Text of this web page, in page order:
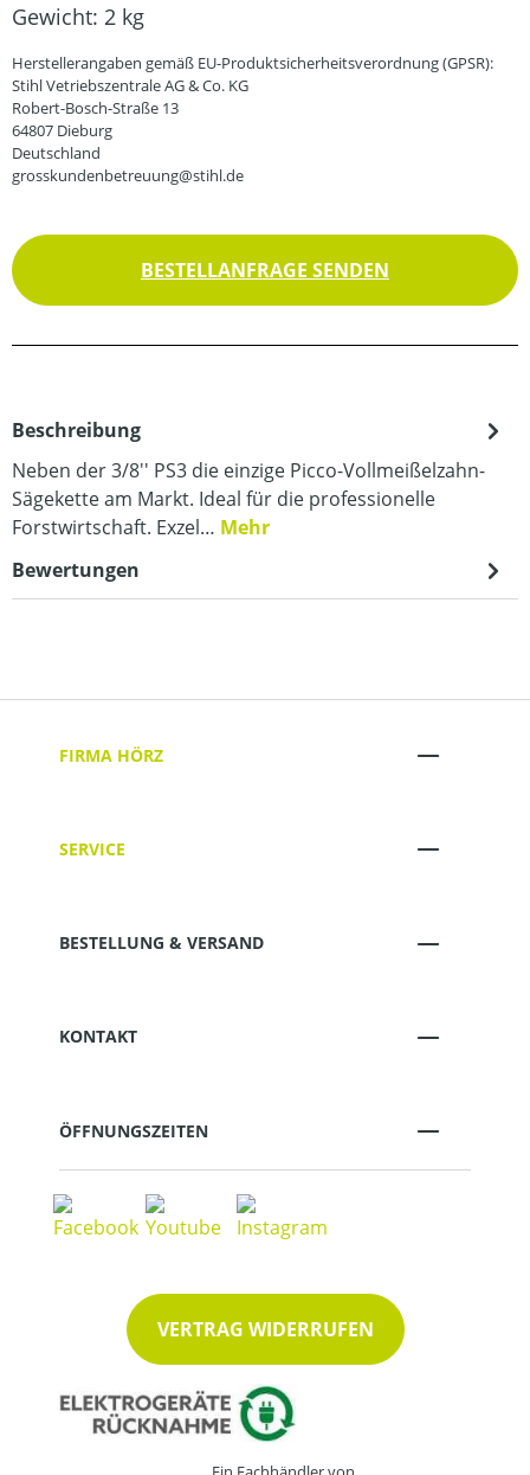
Gewicht: 2 kg
Herstellerangaben gemäß EU-Produktsicherheitsverordnung (GPSR):
Stihl Vetriebszentrale AG & Co. KG
Robert-Bosch-Straße 13
64807 Dieburg
Deutschland
grosskundenbetreuung@stihl.de
BESTELLANFRAGE SENDEN
Beschreibung
Neben der 3/8'' PS3 die einzige Picco-Vollmeißelzahn-
Sägekette am Markt. Ideal für die professionelle
Forstwirtschaft. Exzel… Mehr
Bewertungen
FIRMA HÖRZ
SERVICE
BESTELLUNG & VERSAND
KONTAKT
ÖFFNUNGSZEITEN
VERTRAG WIDERRUFEN